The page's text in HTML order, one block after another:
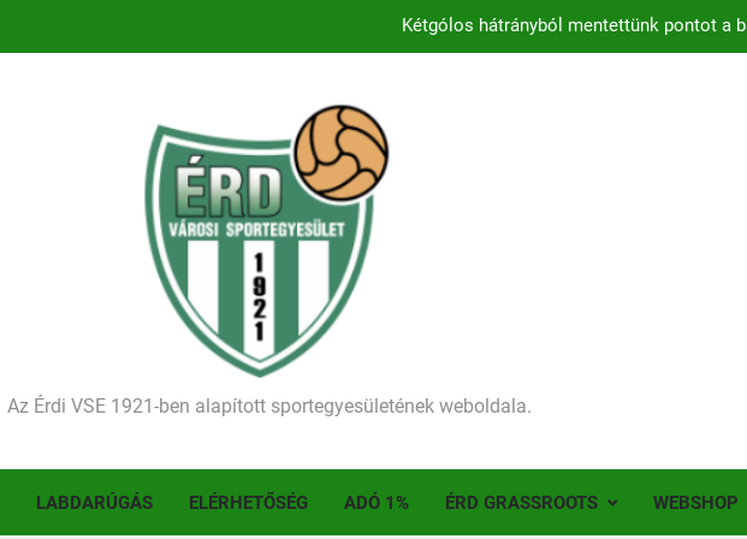
Kétgólos hátrányból mentettünk pontot a
Történelmet írt az I. Érdi Football Fesztivál – több mint 200 játékos lépett
Ellenfelünk visszalépése miatt játék nélkül jutottunk tovább a MOL
Kezdődik a 2026–2027-es szezon – hazai pályán rajtol
Történelmet írt az I. Érdi Football Fesztivál – több mint 200 játékos lépett
Az Érdi VSE 1921-ben alapított sportegyesületének weboldala.
LABDARÚGÁS ELÉRHETŐSÉG ADÓ 1% ÉRD GRASSROOTS WEBSHOP